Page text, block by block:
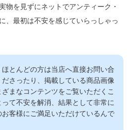
物を見ずにネットでアンティーク・
、最初は不安を感じていらっしゃっ
ほとんどの方は当店へ直接お問い合
さったり、掲載している商品画像
まなコンテンツをご覧いただくこ
って不安を解消、結果として非常に
お客様にご満足いただけているんで